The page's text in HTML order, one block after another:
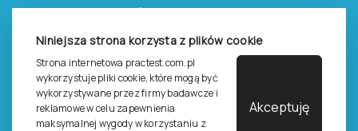
Niniejsza strona korzysta z plików cookie
Strona internetowa practest.com.pl
wykorzystuje pliki cookie, które mogą być
wykorzystywane przez firmy badawcze i
reklamowe w celu zapewnienia
maksymalnej wygody w korzystaniu z
Akceptuję
Zasady dostępu do testów
Zasady sprzedaży testów i książek
Zasady sprzedaży e-testów
Cennik i katalog
Zasady zapisów na szkolenia